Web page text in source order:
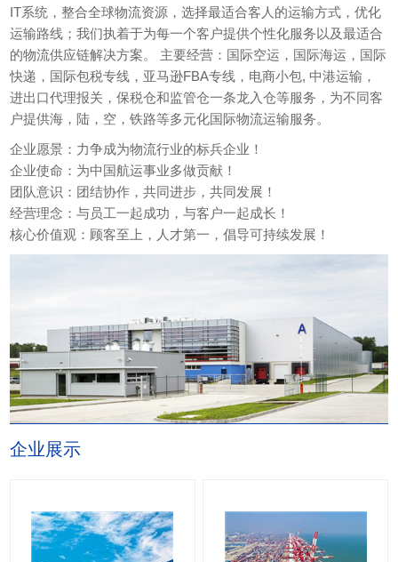
IT系统，整合全球物流资源，选择最适合客人的运输方式，优化
运输路线；我们执着于为每一个客户提供个性化服务以及最适合
的物流供应链解决方案。 主要经营：国际空运，国际海运，国际
快递，国际包税专线，亚马逊FBA专线，电商小包, 中港运输，
进出口代理报关，保税仓和监管仓一条龙入仓等服务，为不同客
户提供海，陆，空，铁路等多元化国际物流运输服务。
企业愿景：力争成为物流行业的标兵企业！
企业使命：为中国航运事业多做贡献！
团队意识：团结协作，共同进步，共同发展！
经营理念：与员工一起成功，与客户一起成长！
核心价值观：顾客至上，人才第一，倡导可持续发展！
企业展示